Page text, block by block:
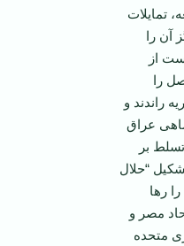
تمايلات
آن را
از
را
راندند و
عراق
بر
“حلال
رها
مصر و
متحده